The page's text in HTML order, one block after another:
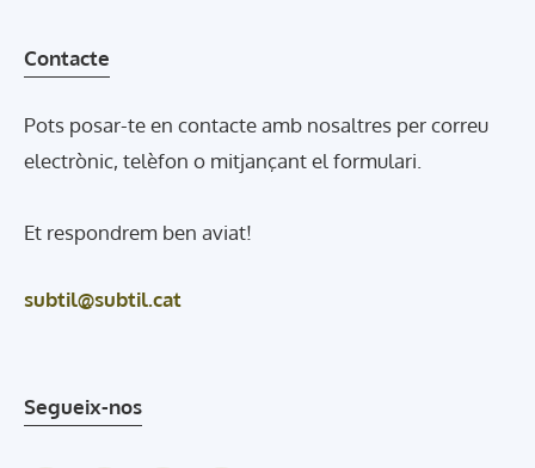
Contacte
Pots posar-te en contacte amb nosaltres per correu
electrònic, telèfon o mitjançant el formulari.
Et respondrem ben aviat!
subtil@subtil.cat
Segueix-nos